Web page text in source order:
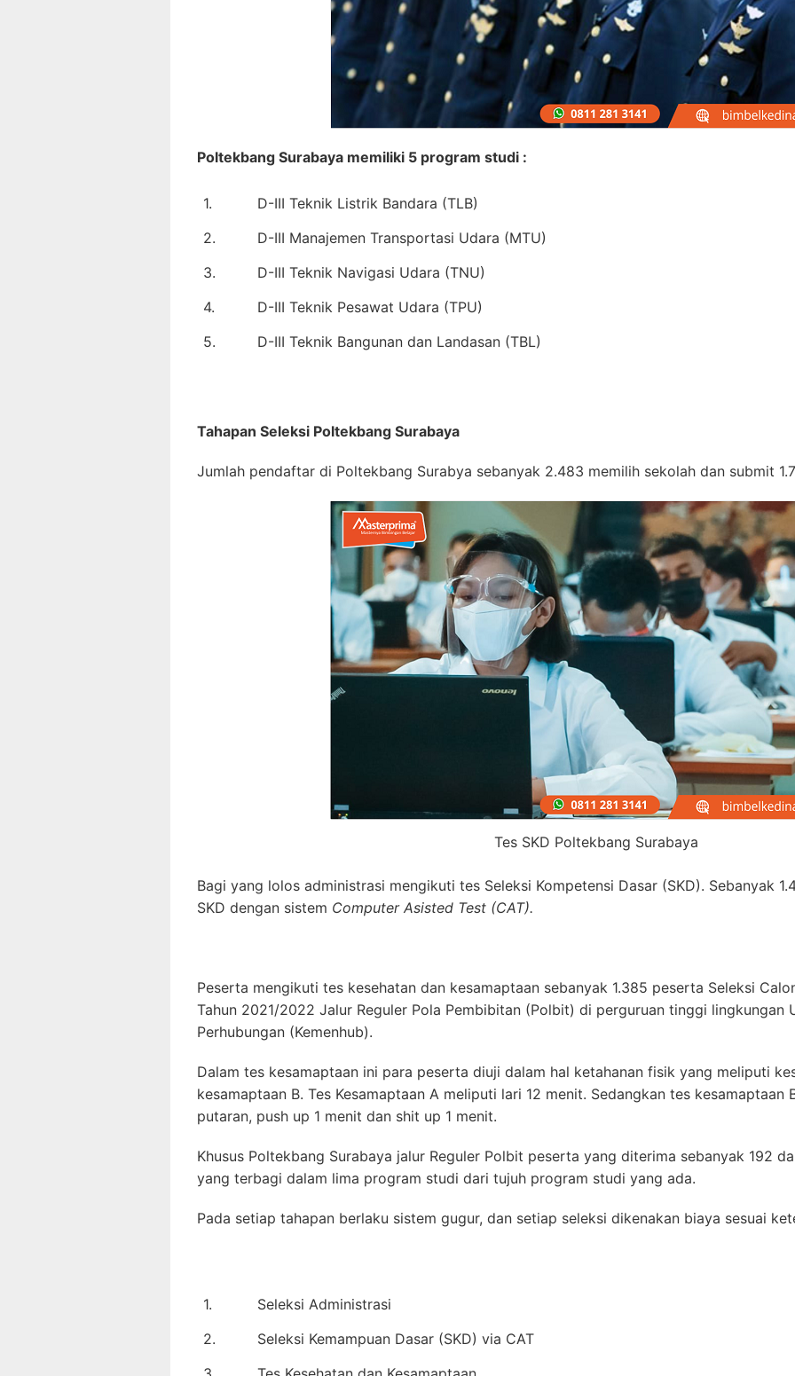
Poltekbang Surabaya memiliki 5 program studi :
1.
D-III Teknik Listrik Bandara (TLB)
2.
D-III Manajemen Transportasi Udara (MTU)
3.
D-III Teknik Navigasi Udara (TNU)
4.
D-III Teknik Pesawat Udara (TPU)
5.
D-III Teknik Bangunan dan Landasan (TBL)
Tahapan Seleksi Poltekbang Surabaya
Jumlah pendaftar di Poltekbang Surabya sebanyak 2.483 memilih sekolah dan submit
Tes SKD Poltekbang Surabaya
Bagi yang lolos administrasi mengikuti tes Seleksi Kompetensi Dasar (SKD). Sebanyak
SKD dengan sistem Computer Asisted Test (CAT).
Peserta mengikuti tes kesehatan dan kesamaptaan sebanyak 1.385 peserta Seleksi
Tahun 2021/2022 Jalur Reguler Pola Pembibitan (Polbit) di perguruan tinggi lingkungan
Perhubungan (Kemenhub).
Dalam tes kesamaptaan ini para peserta diuji dalam hal ketahanan fisik yang meliputi
kesamaptaan B. Tes Kesamaptaan A meliputi lari 12 menit. Sedangkan tes kesamaptaan
putaran, push up 1 menit dan shit up 1 menit.
Khusus Poltekbang Surabaya jalur Reguler Polbit peserta yang diterima sebanyak 192
yang terbagi dalam lima program studi dari tujuh program studi yang ada.
Pada setiap tahapan berlaku sistem gugur, dan setiap seleksi dikenakan biaya sesuai
1.
Seleksi Administrasi
2.
Seleksi Kemampuan Dasar (SKD) via CAT